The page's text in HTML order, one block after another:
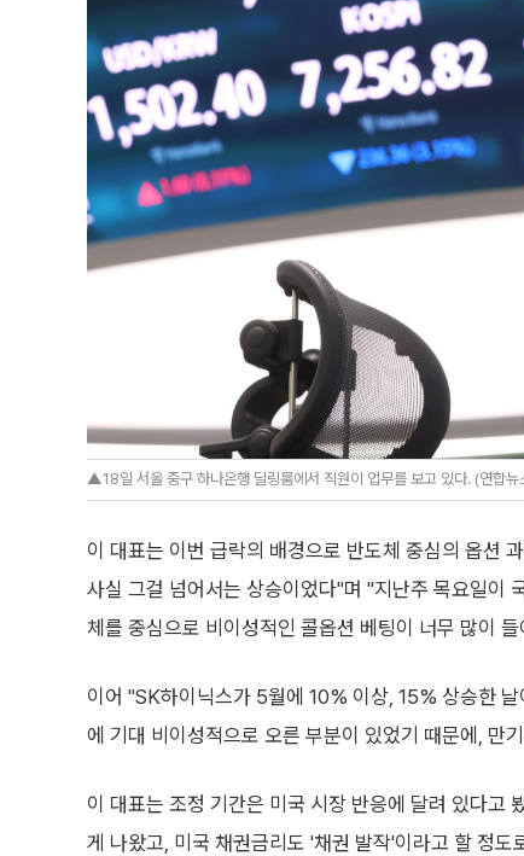
▲18일 서울 중구 하나은행 딜링룸에서 직원이 업무를 보고 있다. (연합뉴
이 대표는 이번 급락의 배경으로 반도체 중심의 옵션
사실 그걸 넘어서는 상승이었다"며 "지난주 목요일이
체를 중심으로 비이성적인 콜옵션 베팅이 너무 많이
이어 "SK하이닉스가 5월에 10% 이상, 15% 상승한
에 기대 비이성적으로 오른 부분이 있었기 때문에, 만
이 대표는 조정 기간은 미국 시장 반응에 달려 있다고
게 나왔고, 미국 채권금리도 '채권 발작'이라고 할 정